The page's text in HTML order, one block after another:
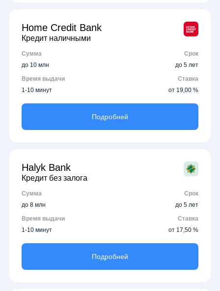
Home Credit Bank
Кредит наличными
Сумма
Срок
до 10 млн
до 5 лет
Время выдачи
Ставка
1-10 минут
от 19,00 %
Подробней
Halyk Bank
Кредит без залога
Сумма
Срок
до 8 млн
до 5 лет
Время выдачи
Ставка
1-10 минут
от 17,50 %
Подробней